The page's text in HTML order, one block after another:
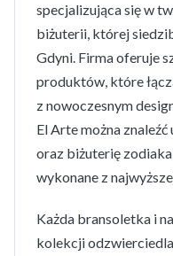
specjalizująca się w
biżuterii, której
Gdyni. Firma oferuje
produktów, które
z nowoczesnym
El Arte można
oraz biżuterię
wykonane z
Każda bransoletka i
kolekcji